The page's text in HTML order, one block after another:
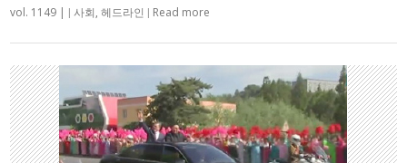
vol. 1149 | | 사회 ,헤드라인 | Read more